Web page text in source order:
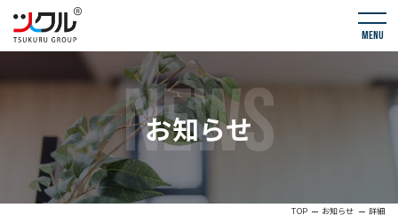
menu
NEWS
お知らせ
TOP お知らせ 詳細